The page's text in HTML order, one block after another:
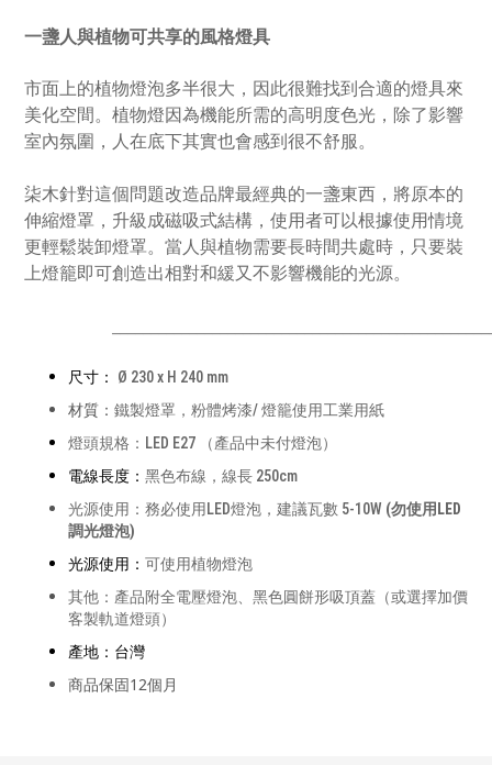
一盞人與植物可共享的風格燈具
市面上的植物燈泡多半很大，因此很難找到合適的燈具來
美化空間。植物燈因為機能所需的高明度色光，除了影響
室內氛圍，人在底下其實也會感到很不舒服。
柒木針對這個問題改造品牌最經典的一盞東西，將原本的
伸縮燈罩，升級成磁吸式結構，使用者可以根據使用情境
更輕鬆裝卸燈罩。當人與植物需要長時間共處時，只要裝
上燈籠即可創造出相對和緩又不影響機能的光源。
尺寸： Ø 230 x H 240 mm
材質： 鐵製燈罩，粉體烤漆/ 燈籠使用工業用紙
燈頭規格：LED E27 （產品中未付燈泡）
電線長度： 黑色布線，線長 250cm
光源使用：務必使用LED燈泡，建議瓦數 5-10W (勿使用LED
調光燈泡)
光源使用： 可使用植物燈泡
其他： 產品附全電壓燈泡、黑色圓餅形吸頂蓋（或選擇加價
客製軌道燈頭）
產地：台灣
商品保固12個月